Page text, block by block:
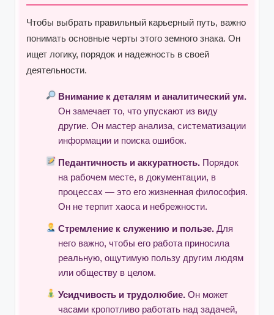
Чтобы выбрать правильный карьерный путь, важно
понимать основные черты этого земного знака. Он
ищет логику, порядок и надежность в своей
деятельности.
Внимание к деталям и аналитический ум.
Он замечает то, что упускают из виду
другие. Он мастер анализа, систематизации
информации и поиска ошибок.
Педантичность и аккуратность. Порядок
на рабочем месте, в документации, в
процессах — это его жизненная философия.
Он не терпит хаоса и небрежности.
Стремление к служению и пользе. Для
него важно, чтобы его работа приносила
реальную, ощутимую пользу другим людям
или обществу в целом.
Усидчивость и трудолюбие. Он может
часами кропотливо работать над задачей,